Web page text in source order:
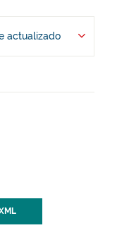
actualizado